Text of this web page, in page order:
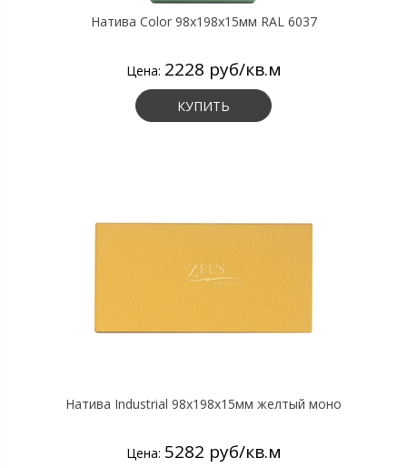
Натива Color 98х198х15мм RAL 6037
Цена: 2228 руб/кв.м
КУПИТЬ
Натива Industrial 98х198х15мм желтый моно
Цена: 5282 руб/кв.м